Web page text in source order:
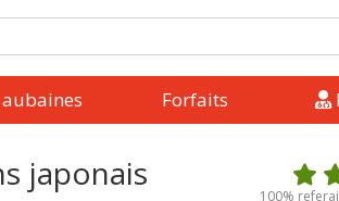
aubaines Forfaits
japonais
100%